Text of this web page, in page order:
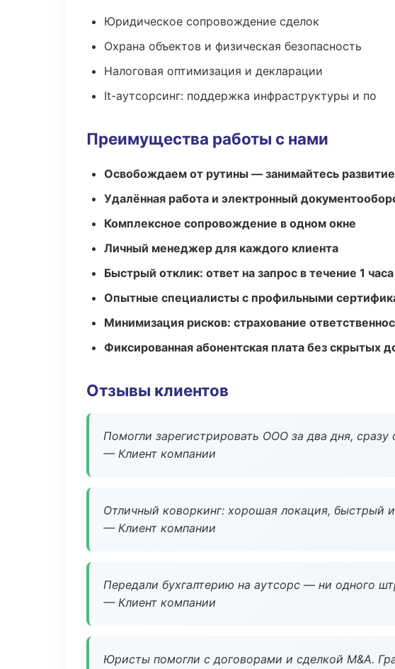
Юридическое сопровождение сделок
Охрана объектов и физическая безопасность
Налоговая оптимизация и декларации
It-аутсорсинг: поддержка инфраструктуры и по
Преимущества работы с нами
Освобождаем от рутины — занимайтесь
Удалённая работа и электронный
Комплексное сопровождение в одном окне
Личный менеджер для каждого клиента
Быстрый отклик: ответ на запрос в течение 1 часа
Опытные специалисты с профильными
Минимизация рисков: страхование
Фиксированная абонентская плата без скрытых
Отзывы клиентов
Помогли зарегистрировать ООО за два дня,
— Клиент компании
Отличный коворкинг: хорошая локация, быстрый
— Клиент компании
Передали бухгалтерию на аутсорс — ни одного
— Клиент компании
Юристы помогли с договорами и сделкой M&A.